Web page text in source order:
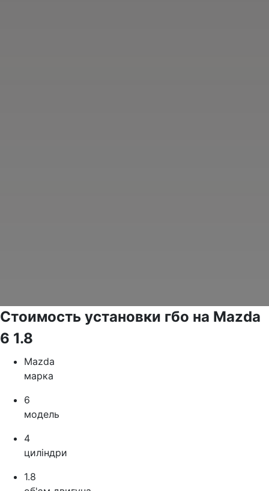
Стоимость установки гбо на Mazda
6 1.8
Mazda
марка
6
модель
4
циліндри
1.8